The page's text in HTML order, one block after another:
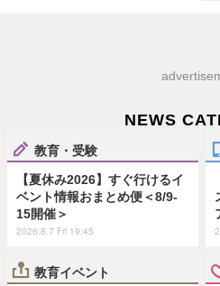
NEWS
教育・受験
【夏休み2026】すぐ行けるイ
ベント情報おまとめ便＜8/9-
15開催＞
2026.8.7 Fri 19:45
教育イベント